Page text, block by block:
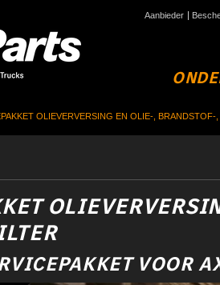
Aanbieder
OLIEVERVERSING EN OLIE-,
VOOR